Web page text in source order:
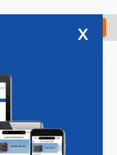
Check in
x